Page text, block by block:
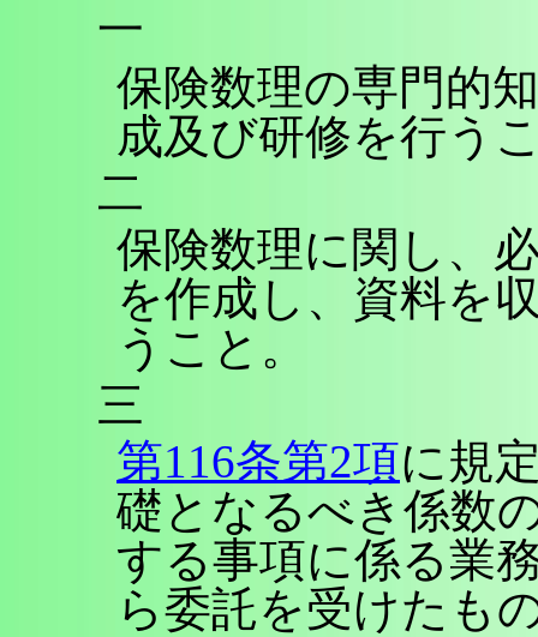
一
保険数理の専門的
成及び研修を行う
二
保険数理に関し、
を作成し、資料を
うこと。
三
第116条第2項に規
礎となるべき係数
する事項に係る業
ら委託を受けたも